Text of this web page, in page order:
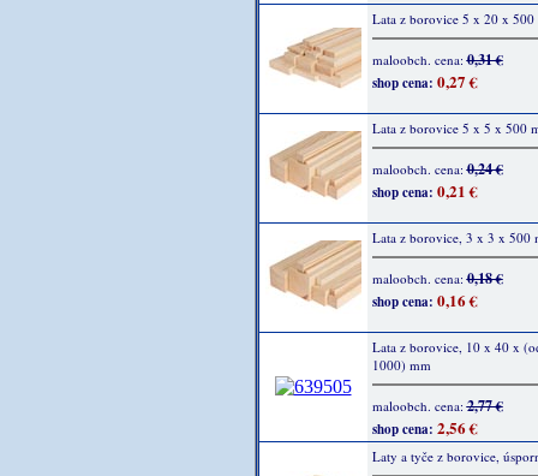
Lata z borovice 5 x 20 x 500
maloobch. cena:0,31 €
shop cena: 0,27 €
Lata z borovice 5 x 5 x 500
maloobch. cena:0,24 €
shop cena: 0,21 €
Lata z borovice, 3 x 3 x 500
maloobch. cena:0,18 €
shop cena: 0,16 €
Lata z borovice, 10 x 40 x
1000) mm
maloobch. cena:2,77 €
shop cena: 2,56 €
Laty a tyče z borovice,